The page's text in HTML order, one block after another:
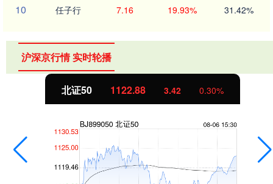
10 任子行 7.16 19.93% 31.42%
沪深京行情 实时轮播
北证50 1122.88 3.42 0.30%